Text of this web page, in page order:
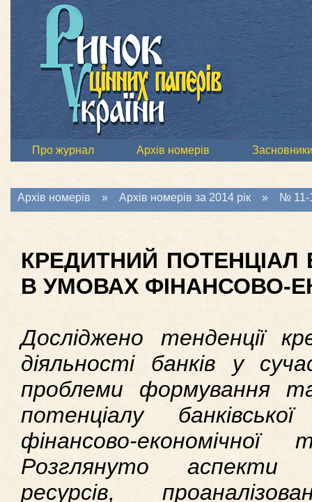
Про журнал Архів номерів
Архів номерів » Архів номерів за 2014 рік » № 11-
КРЕДИТНИЙ ПОТЕНЦІАЛ
В УМОВАХ ФІНАНСОВО-
Досліджено тенденції
діяльності банків у
проблеми формування та
потенціалу
фінансово-
Розглянуто аспекти
ресурсів,